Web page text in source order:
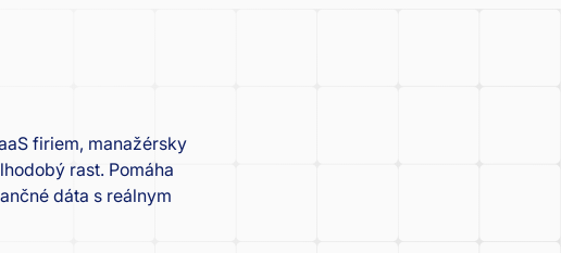
firiem, manažérsky
rast. Pomáha
dáta s reálnym